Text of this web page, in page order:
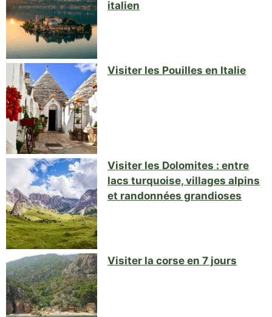
italien
Visiter les Pouilles en Italie
Visiter les Dolomites : entre
lacs turquoise, villages alpins
et randonnées grandioses
Visiter la corse en 7 jours